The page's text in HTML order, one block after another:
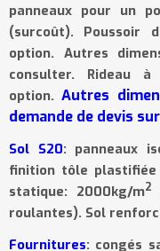
panneaux pour un
(surcoût). Poussoir
option. Autres
consulter. Rideau
option.Autres
demande de devis
Sol S20: panneaux
finition tôle plastifiée
statique: 2000kg/m2
roulantes). Sol
Fournitures: congés